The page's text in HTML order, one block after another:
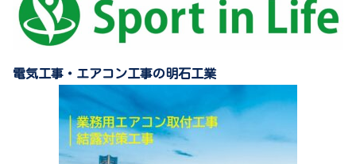
電気工事・エアコン工事の明石工業